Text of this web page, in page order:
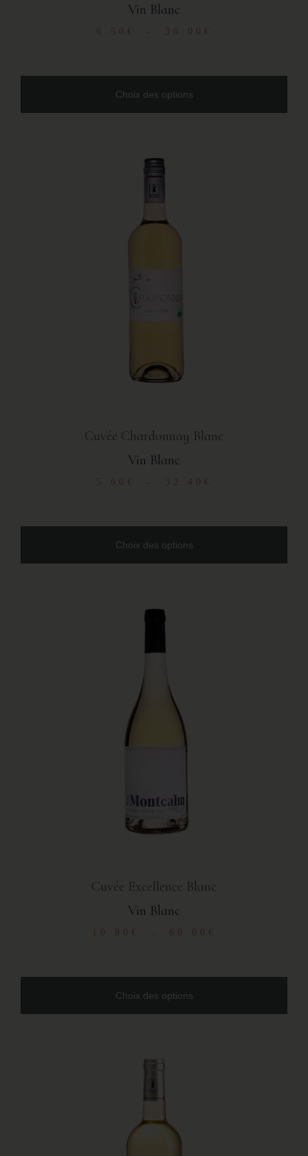
Vin Blanc
6.50 € 36.00 €
Choix des options
Cuvée Chardonnay Blanc
Vin Blanc
5.60 € 32.40 €
Choix des options
Cuvée Excellence Blanc
Vin Blanc
10.80 € 60.00 €
Choix des options